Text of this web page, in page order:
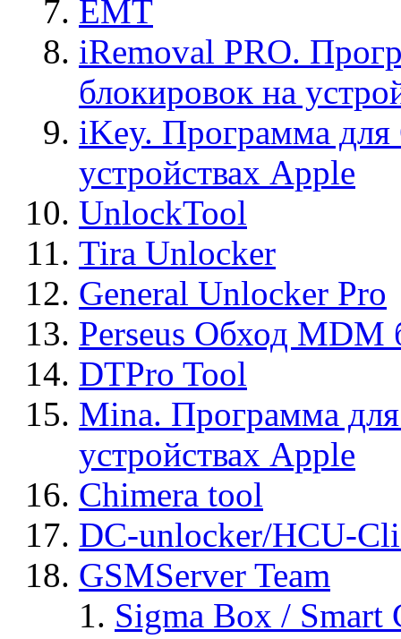
EMT
iRemoval PRO.
блокировок на
iKey. Программа для
устройствах Apple
UnlockTool
Tira Unlocker
General Unlocker Pro
Perseus Обход MDM
DTPro Tool
Mina. Программа
устройствах Apple
Chimera tool
DC-unlocker/HCU-
GSMServer Team
Sigma Box / Smart